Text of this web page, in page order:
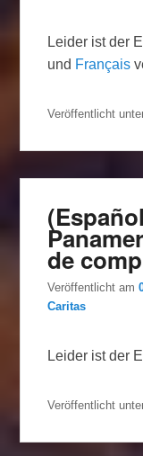
Leider ist der
und Français
Veröffentlicht
de
Veröffentlicht am
Caritas
Leider ist der
Veröffentlicht